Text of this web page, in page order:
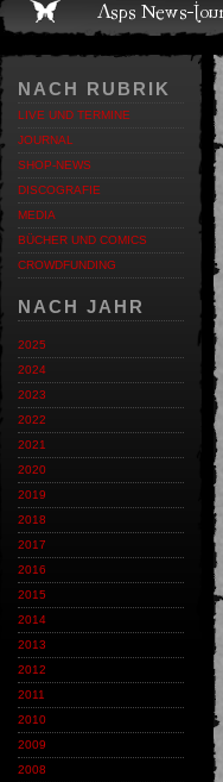
Live und Termine
NACH RUBRIK
LIVE UND TERMINE
JOURNAL
SHOP-NEWS
DISCOGRAFIE
MEDIA
BÜCHER UND COMICS
CROWDFUNDING
NACH JAHR
2025
2024
2023
2022
2021
2020
2019
2018
2017
2016
2015
2014
2013
2012
2011
2010
2009
2008